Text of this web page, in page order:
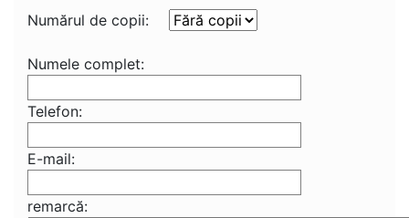
Numărul de copii:
Numele complet:
Telefon:
E-mail:
remarcă: